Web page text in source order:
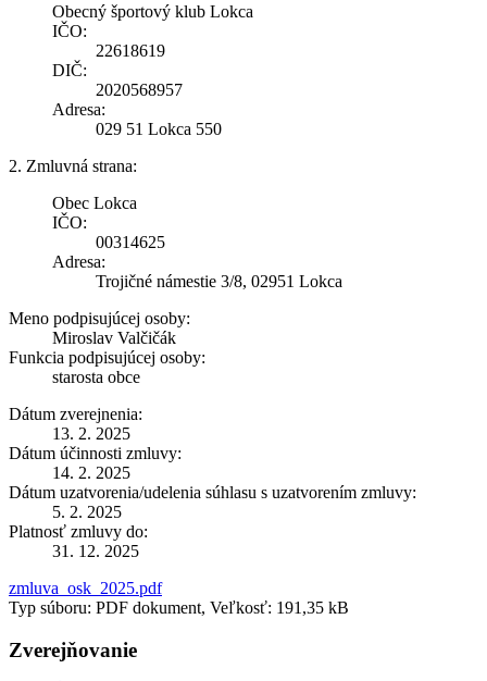
Obecný športový klub Lokca
IČO:
22618619
DIČ:
2020568957
Adresa:
029 51 Lokca 550
2. Zmluvná strana:
Obec Lokca
IČO:
00314625
Adresa:
Trojičné námestie 3/8, 02951 Lokca
Meno podpisujúcej osoby:
Miroslav Valčičák
Funkcia podpisujúcej osoby:
starosta obce
Dátum zverejnenia:
13. 2. 2025
Dátum účinnosti zmluvy:
14. 2. 2025
Dátum uzatvorenia/udelenia súhlasu s uzatvorením zmluvy:
5. 2. 2025
Platnosť zmluvy do:
31. 12. 2025
zmluva_osk_2025.pdf
Typ súboru: PDF dokument, Veľkosť: 191,35 kB
Zverejňovanie